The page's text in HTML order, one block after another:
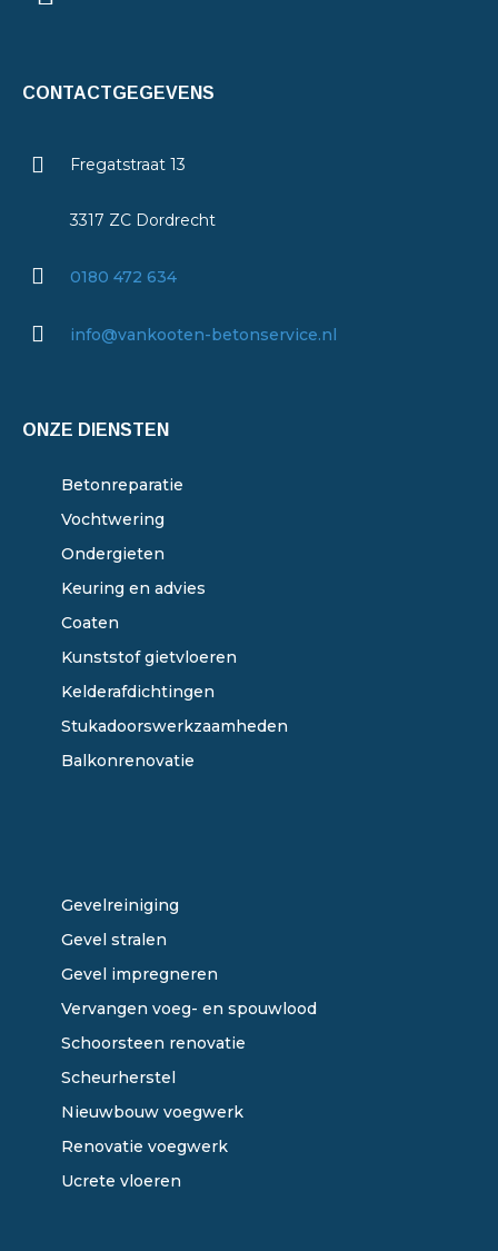
CONTACTGEGEVENS
Fregatstraat 13
3317 ZC Dordrecht
0180 472 634
info@vankooten-betonservice.nl
ONZE DIENSTEN
Betonreparatie
Vochtwering
Ondergieten
Keuring en advies
Coaten
Kunststof gietvloeren
Kelderafdichtingen
Stukadoorswerkzaamheden
Balkonrenovatie
Gevelreiniging
Gevel stralen
Gevel impregneren
Vervangen voeg- en spouwlood
Schoorsteen renovatie
Scheurherstel
Nieuwbouw voegwerk
Renovatie voegwerk
Ucrete vloeren